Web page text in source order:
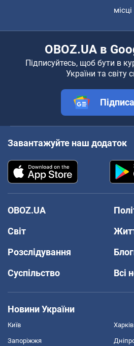
OBOZ.UA в
Підписуйтесь, щоб бути в
України та світу
Завантажуйте наш додаток
OBOZ.UA
Світ
Розслідування
Суспільство
Всі
Новини України
Київ Харків
Запоріжжя